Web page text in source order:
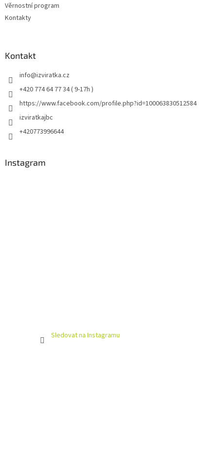
Věrnostní program
Kontakty
Kontakt
info@izviratka.cz
+420 774 64 77 34 ( 9-17h )
https://www.facebook.com/profile.php?id=100063830512584
izviratkajbc
+420773996644
Instagram
Sledovat na Instagramu